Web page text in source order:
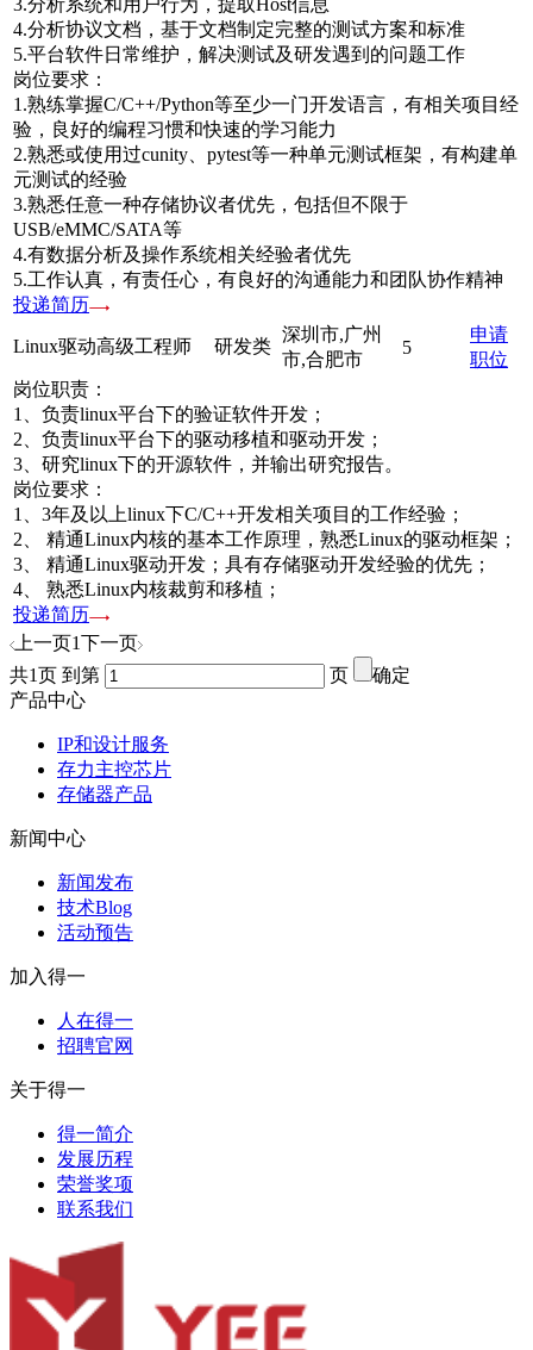
3.分析系统和用户行为，提取Host信息
4.分析协议文档，基于文档制定完整的测试方案和标准
5.平台软件日常维护，解决测试及研发遇到的问题工作
岗位要求：
1.熟练掌握C/C++/Python等至少一门开发语言，有相关项目经
验，良好的编程习惯和快速的学习能力
2.熟悉或使用过cunity、pytest等一种单元测试框架，有构建单
元测试的经验
3.熟悉任意一种存储协议者优先，包括但不限于
USB/eMMC/SATA等
4.有数据分析及操作系统相关经验者优先
5.工作认真，有责任心，有良好的沟通能力和团队协作精神
投递简历
Linux驱动高级工程师 研发类
深圳市,广州
市,合肥市
5
申请
职位
岗位职责：
1、负责linux平台下的验证软件开发；
2、负责linux平台下的驱动移植和驱动开发；
3、研究linux下的开源软件，并输出研究报告。
岗位要求：
1、3年及以上linux下C/C++开发相关项目的工作经验；
2、 精通Linux内核的基本工作原理，熟悉Linux的驱动框架；
3、 精通Linux驱动开发；具有存储驱动开发经验的优先；
4、 熟悉Linux内核裁剪和移植；
投递简历
上一页1下一页
共1页 到第
页
确定
产品中心
IP和设计服务
存力主控芯片
存储器产品
新闻中心
新闻发布
技术Blog
活动预告
加入得一
人在得一
招聘官网
关于得一
得一简介
发展历程
荣誉奖项
联系我们